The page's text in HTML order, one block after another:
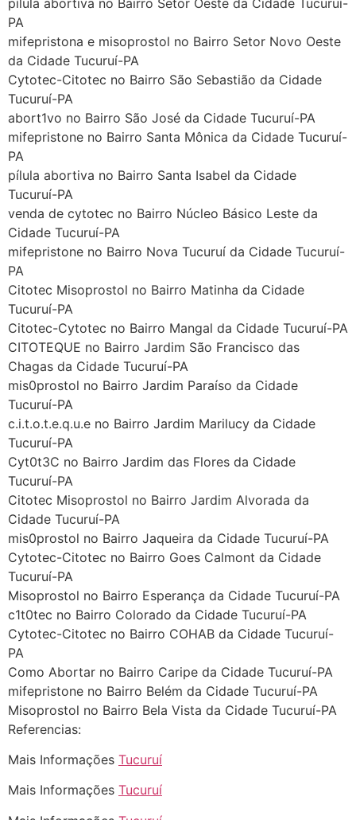
PA
mifepristona e misoprostol no Bairro Setor Novo Oeste
da Cidade Tucuruí-PA
Cytotec-Citotec no Bairro São Sebastião da Cidade
Tucuruí-PA
abort1vo no Bairro São José da Cidade Tucuruí-PA
mifepristone no Bairro Santa Mônica da Cidade Tucuruí-
PA
pílula abortiva no Bairro Santa Isabel da Cidade
Tucuruí-PA
venda de cytotec no Bairro Núcleo Básico Leste da
Cidade Tucuruí-PA
mifepristone no Bairro Nova Tucuruí da Cidade Tucuruí-
PA
Citotec Misoprostol no Bairro Matinha da Cidade
Tucuruí-PA
Citotec-Cytotec no Bairro Mangal da Cidade Tucuruí-PA
CITOTEQUE no Bairro Jardim São Francisco das
Chagas da Cidade Tucuruí-PA
mis0prostol no Bairro Jardim Paraíso da Cidade
Tucuruí-PA
c.i.t.o.t.e.q.u.e no Bairro Jardim Marilucy da Cidade
Tucuruí-PA
Cyt0t3C no Bairro Jardim das Flores da Cidade
Tucuruí-PA
Citotec Misoprostol no Bairro Jardim Alvorada da
Cidade Tucuruí-PA
mis0prostol no Bairro Jaqueira da Cidade Tucuruí-PA
Cytotec-Citotec no Bairro Goes Calmont da Cidade
Tucuruí-PA
Misoprostol no Bairro Esperança da Cidade Tucuruí-PA
c1t0tec no Bairro Colorado da Cidade Tucuruí-PA
Cytotec-Citotec no Bairro COHAB da Cidade Tucuruí-
PA
Como Abortar no Bairro Caripe da Cidade Tucuruí-PA
mifepristone no Bairro Belém da Cidade Tucuruí-PA
Misoprostol no Bairro Bela Vista da Cidade Tucuruí-PA
Referencias:
Mais Informações Tucuruí
Mais Informações Tucuruí
resposta" muito isso, disse tudo
22/05/2026 16:35:20
Helly
(1999997****
em http://www.proaborto.com)
áreas mas psicologicamente p ter
22/05/2026 17:09:20
Helly
(1999997****
Entao q seja
22/05/2026 17:09:25
G (1199866**** em
http://www.proaborto.com)
quem já tomou os remédio se
começa a sair um líquido
22/05/2026 17:10:05
(879121**** em
Deve ser normal
22/05/2026 17:19:15
(879121**** em
http://www.proaborto.com)
Eu acho, não sei
(879121**** em